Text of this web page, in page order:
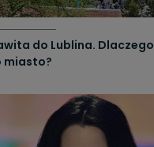
do Lublina. Dlaczego
miasto?